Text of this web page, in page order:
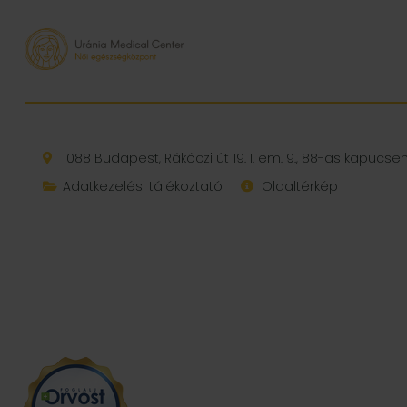
1088 Budapest, Rákóczi út 19. I. em. 9., 88-as
Adatkezelési tájékoztató
Oldaltérkép